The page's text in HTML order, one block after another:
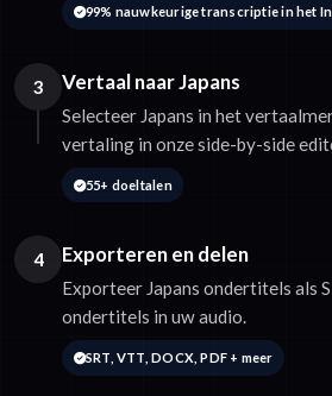
99% nauwkeurige transcriptie in het
3 Vertaal naar Japans
Selecteer Japans in het
vertaling in onze side-by-side
55+ doeltalen
4 Exporteren en delen
Exporteer Japans ondertitels als
ondertitels in uw audio.
SRT, VTT, DOCX, PDF + meer